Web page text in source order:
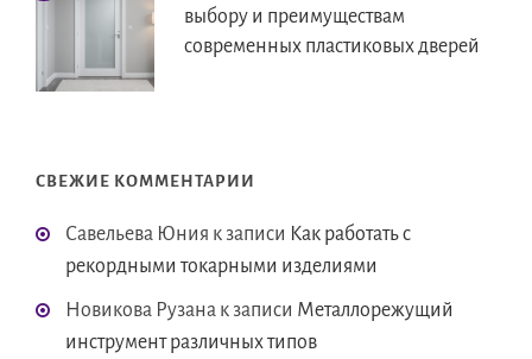
выбору и преимуществам
современных пластиковых дверей
СВЕЖИЕ КОММЕНТАРИИ
Савельева Юния к записи Как работать с
рекордными токарными изделиями
Новикова Рузана к записи Металлорежущий
инструмент различных типов